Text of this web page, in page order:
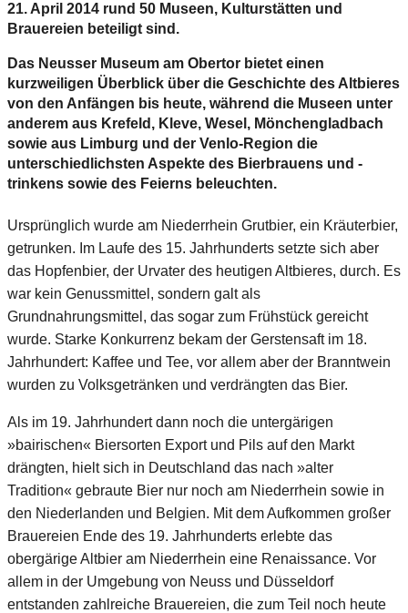
21. April 2014 rund 50 Museen, Kulturstätten und
Brauereien beteiligt sind.
Das Neusser Museum am Obertor bietet einen
kurzweiligen Überblick über die Geschichte des Altbieres
von den Anfängen bis heute, während die Museen unter
anderem aus Krefeld, Kleve, Wesel, Mönchengladbach
sowie aus Limburg und der Venlo-Region die
unterschiedlichsten Aspekte des Bierbrauens und -
trinkens sowie des Feierns beleuchten.
Ursprünglich wurde am Niederrhein Grutbier, ein Kräuterbier,
getrunken. Im Laufe des 15. Jahrhunderts setzte sich aber
das Hopfenbier, der Urvater des heutigen Altbieres, durch. Es
war kein Genussmittel, sondern galt als
Grundnahrungsmittel, das sogar zum Frühstück gereicht
wurde. Starke Konkurrenz bekam der Gerstensaft im 18.
Jahrhundert: Kaffee und Tee, vor allem aber der Branntwein
wurden zu Volksgetränken und verdrängten das Bier.
Als im 19. Jahrhundert dann noch die untergärigen
»bairischen« Biersorten Export und Pils auf den Markt
drängten, hielt sich in Deutschland das nach »alter
Tradition« gebraute Bier nur noch am Niederrhein sowie in
den Niederlanden und Belgien. Mit dem Aufkommen großer
Brauereien Ende des 19. Jahrhunderts erlebte das
obergärige Altbier am Niederrhein eine Renaissance. Vor
allem in der Umgebung von Neuss und Düsseldorf
entstanden zahlreiche Brauereien, die zum Teil noch heute